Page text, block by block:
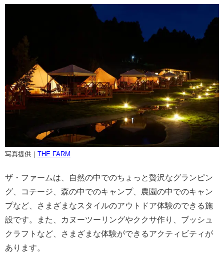
写真提供｜ THE FARM
ザ・ファームは、自然の中でのちょっと贅沢なグランピン
グ、コテージ、森の中でのキャンプ、農園の中でのキャン
プなど、さまざまなスタイルのアウトドア体験のできる施
設です。
また、カヌーツーリングやククサ作り、ブッシュ
クラフトなど、さまざまな体験ができるアクティビティが
あります。